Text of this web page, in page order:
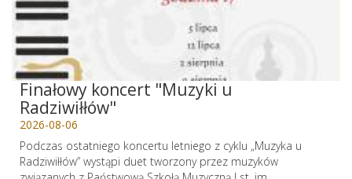
Finałowy koncert "Muzyki u
Radziwiłłów"
2026-08-06
Podczas ostatniego koncertu letniego z cyklu „Muzyka u
Radziwiłłów” wystąpi duet tworzony przez muzyków